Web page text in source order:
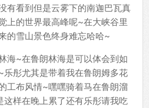
有看到但是云雾下的南迦巴瓦真
上的世界最高峰呢~在大峡谷里
的雪山景色终身难忘哈哈~
海~在鲁朗林海是可以体会到如
彤尤其是带着我在鲁朗姆多花
工布风情~嘿嘿骑着马在鲁朗溜
样在晚上累了还有乐彤请我吃